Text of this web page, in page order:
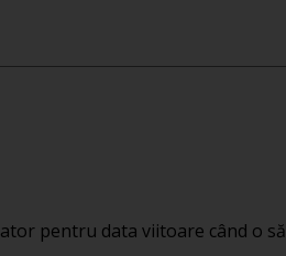
pentru data viitoare când o să